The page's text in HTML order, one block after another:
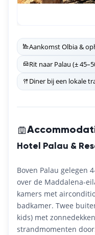
Aankomst Olbia &
Rit naar Palau (±
Diner bij een lokale
Hotel Palau &
Boven Palau gelegen
over de Maddalena-
kamers met
badkamer. Twee
kids) met
strandmomenten